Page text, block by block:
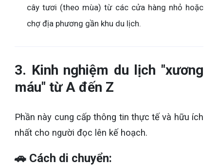
cây tươi (theo mùa) từ các cửa hàng nhỏ hoặc
chợ địa phương gần khu du lịch.
3. Kinh nghiệm du lịch "xương
máu" từ A đến Z
Phần này cung cấp thông tin thực tế và hữu ích
nhất cho người đọc lên kế hoạch.
🚗 Cách di chuyển: